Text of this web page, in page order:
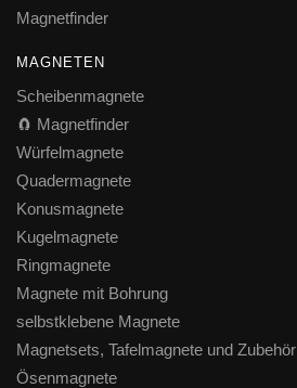
Magnetfinder
MAGNETEN
Scheibenmagnete
🧲 Magnetfinder
Würfelmagnete
Quadermagnete
Konusmagnete
Kugelmagnete
Ringmagnete
Magnete mit Bohrung
selbstklebene Magnete
Magnetsets, Tafelmagnete und Zubehör
Ösenmagnete